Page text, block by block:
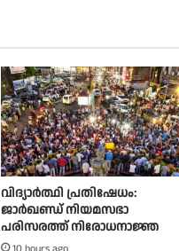
വിദ്യാർത്ഥി പ്രതിഷേധം:
ജാർഖണ്ഡ് നിയമസഭാ
പരിസരത്ത് നിരോധനാജ്ഞ